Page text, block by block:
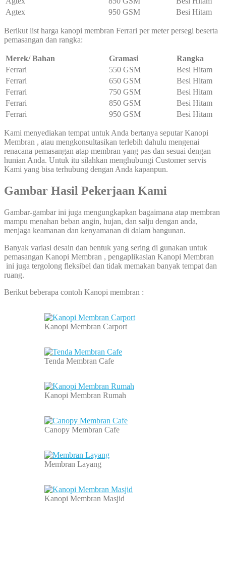
Agtex
950 GSM Besi Hitam
Berikut list harga kanopi membran Ferrari per meter persegi beserta
pemasangan dan rangka:
Merek/ Bahan Gramasi
Rangka
Ferrari
550 GSM
Besi Hitam
Ferrari
650 GSM
Besi Hitam
Ferrari
750 GSM
Besi Hitam
Ferrari
850 GSM
Besi Hitam
Ferrari
950 GSM Besi Hitam
Kami menyediakan tempat untuk Anda bertanya seputar Kanopi
Membran , atau mengkonsultasikan terlebih dahulu mengenai
renacana pemasangan atap membran yang pas dan sesuai dengan
hunian Anda. Untuk itu silahkan menghubungi Customer servis
Kami yang bisa terhubung dengan Anda kapanpun.
Gambar Hasil Pekerjaan Kami
Gambar-gambar ini juga mengungkapkan bagaimana atap membran
mampu menahan beban angin, hujan, dan salju dengan anda,
menjaga keamanan dan kenyamanan di dalam bangunan.
Banyak variasi desain dan bentuk yang sering di gunakan untuk
pemasangan Kanopi Membran , pengaplikasian Kanopi Membran
ini juga tergolong fleksibel dan tidak memakan banyak tempat dan
ruang.
Berikut beberapa contoh Kanopi membran :
Kanopi Membran Carport
Tenda Membran Cafe
Kanopi Membran Rumah
Canopy Membran Cafe
Membran Layang
Kanopi Membran Masjid